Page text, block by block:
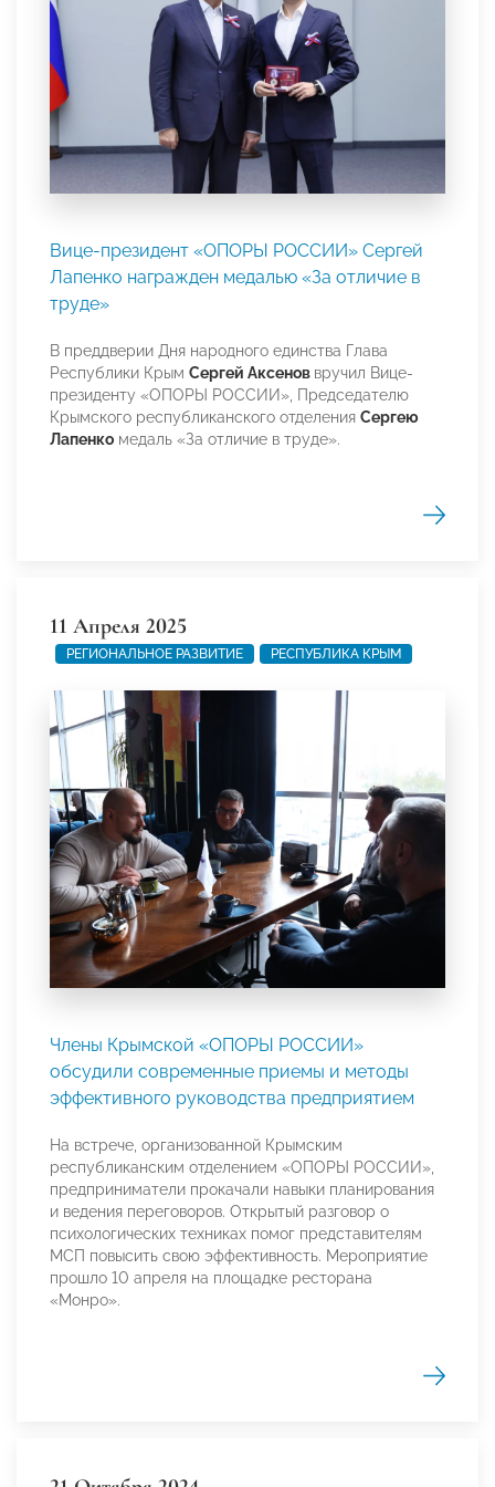
Вице-президент «ОПОРЫ РОССИИ» Сергей
Лапенко награжден медалью «За отличие в
труде»
В преддверии Дня народного единства Глава
Республики Крым Сергей Аксенов вручил Вице-
президенту «ОПОРЫ РОССИИ», Председателю
Крымского республиканского отделения Сергею
Лапенко медаль «За отличие в труде».
11 Апреля 2025
РЕГИОНАЛЬНОЕ РАЗВИТИЕ РЕСПУБЛИКА КРЫМ
Члены Крымской «ОПОРЫ РОССИИ»
обсудили современные приемы и методы
эффективного руководства предприятием
На встрече, организованной Крымским
республиканским отделением «ОПОРЫ РОССИИ»,
предприниматели прокачали навыки планирования
и ведения переговоров. Открытый разговор о
психологических техниках помог представителям
МСП повысить свою эффективность. Мероприятие
прошло 10 апреля на площадке ресторана
«Монро».